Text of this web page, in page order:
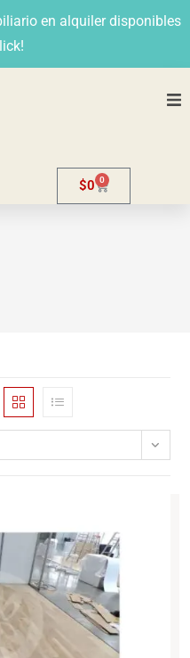
en alquiler disponibles
Contacto
$0 0